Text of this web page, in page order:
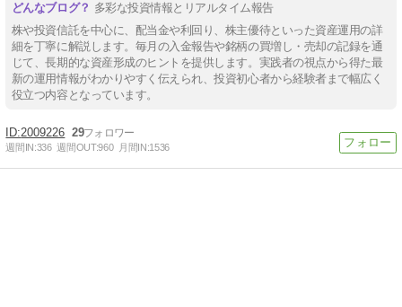
多彩な投資情報とリアルタイム報告
株や投資信託を中心に、配当金や利回り、株主優待といった資産運用の詳
細を丁寧に解説します。毎月の入金報告や銘柄の買増し・売却の記録を通
じて、長期的な資産形成のヒントを提供します。実践者の視点から得た最
新の運用情報がわかりやすく伝えられ、投資初心者から経験者まで幅広く
役立つ内容となっています。
2009226 29
週間IN:336 週間OUT:960 月間IN:1536